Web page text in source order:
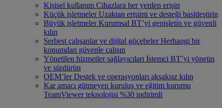
Kişisel kullanım Cihazlara her yerden erişin
Küçük işletmeler Uzaktan erişimi ve desteği basitleştirin
Büyük işletmeler Kurumsal BT’yi genişletin ve güvenli
kılın
Serbest çalışanlar ve dijital göçebeler Herhangi bir
konumdan güvenle çalışın
Yönetilen hizmetler sağlayıcıları İstemci BT’yi yönetin
ve sürdürün
OEM’ler Destek ve operasyonları aksaksız kılın
Kar amacı gütmeyen kuruluş ve eğitim kurumu
TeamViewer teknolojisi %30 indirimli